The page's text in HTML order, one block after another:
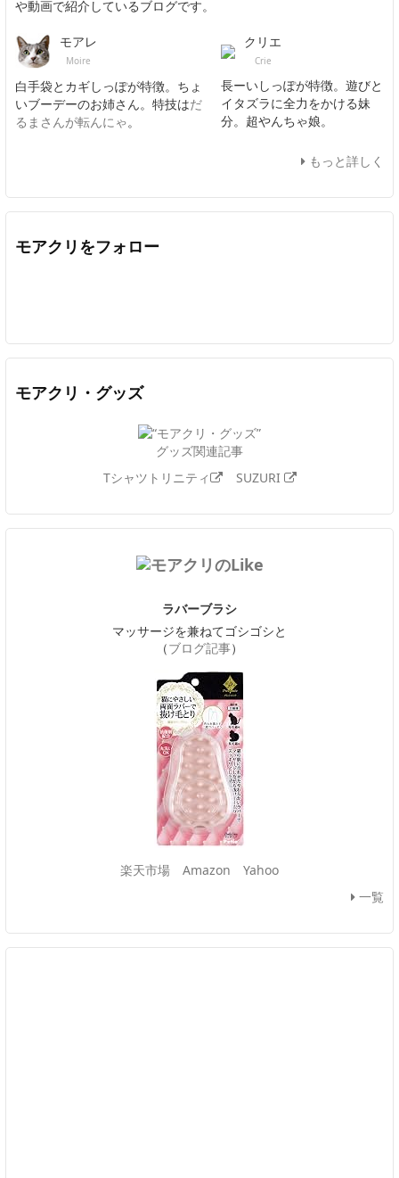
や動画で紹介しているブログです。
モアレ
Moire
白手袋とカギしっぽが特徴。ちょ
いブーデーのお姉さん。特技はだ
るまさんが転んにゃ。
クリエ
Crie
長ーいしっぽが特徴。遊びと
イタズラに全力をかける妹
分。超やんちゃ娘。
もっと詳しく
モアクリをフォロー
モアクリ・グッズ
グッズ関連記事
Tシャツトリニティ
SUZURI
ラバーブラシ
マッサージを兼ねてゴシゴシと
（ブログ記事）
楽天市場 Amazon
Yahoo
一覧